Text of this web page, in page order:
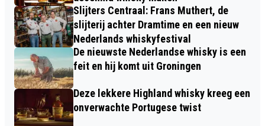
Slijters Centraal: Frans Muthert, de
slijterij achter Dramtime en een nieuw
Nederlands whiskyfestival
De nieuwste Nederlandse whisky is een
feit en hij komt uit Groningen
Deze lekkere Highland whisky kreeg een
onverwachte Portugese twist